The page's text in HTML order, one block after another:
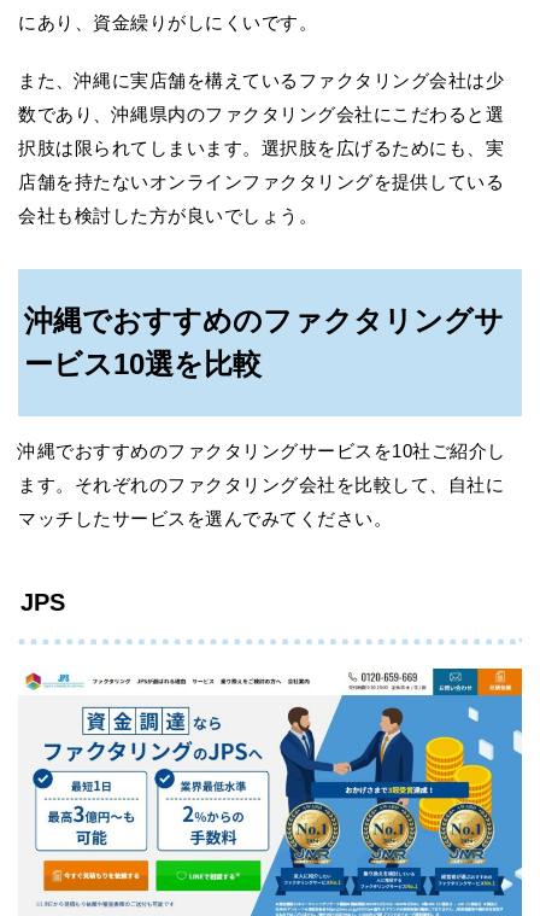
にあり、資金繰りがしにくいです。
また、沖縄に実店舗を構えているファクタリング会社は少
数であり、沖縄県内のファクタリング会社にこだわると選
択肢は限られてしまいます。選択肢を広げるためにも、実
店舗を持たないオンラインファクタリングを提供している
会社も検討した方が良いでしょう。
沖縄でおすすめのファクタリングサ
ービス10選を比較
沖縄でおすすめのファクタリングサービスを10社ご紹介し
ます。それぞれのファクタリング会社を比較して、自社に
マッチしたサービスを選んでみてください。
JPS